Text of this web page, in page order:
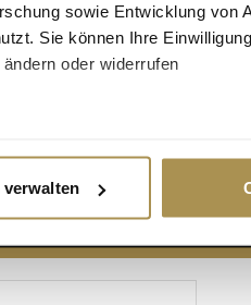
sowie Entwicklung von
Sie können Ihre
oder widerrufen
werden, und legen Sie
Funktionen für soziale
verwalten